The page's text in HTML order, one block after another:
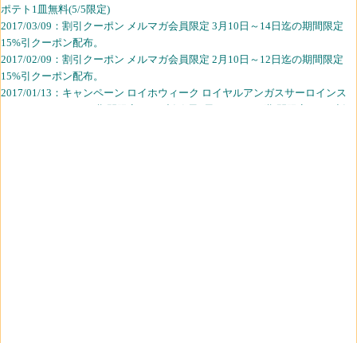
ポテト1皿無料(5/5限定)
2017/03/09：割引クーポン メルマガ会員限定 3月10日～14日迄の期間限定
15%引クーポン配布。
2017/02/09：割引クーポン メルマガ会員限定 2月10日～12日迄の期間限定
15%引クーポン配布。
2017/01/13：キャンペーン ロイホウィーク ロイヤルアンガスサーロインス